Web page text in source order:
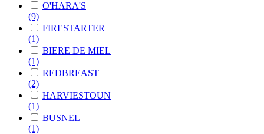
O'HARA'S
(9)
FIRESTARTER
(1)
BIERE DE MIEL
(1)
REDBREAST
(2)
HARVIESTOUN
(1)
BUSNEL
(1)